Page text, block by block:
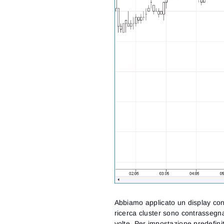
Abbiamo applicato un display
ricerca cluster sono